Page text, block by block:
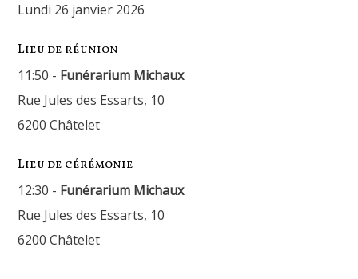
lundi 26 janvier 2026
Lieu de réunion
11:50 - Funérarium Michaux
Rue Jules des Essarts, 10
6200 Châtelet
Lieu de cérémonie
12:30 - Funérarium Michaux
Rue Jules des Essarts, 10
6200 Châtelet